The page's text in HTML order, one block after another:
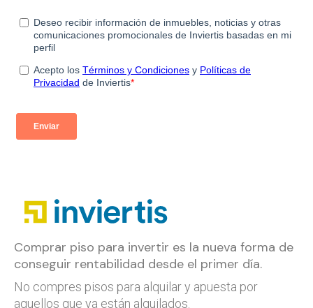
Comprar piso para invertir es la nueva forma de
conseguir rentabilidad desde el primer día.
No compres pisos para alquilar y apuesta por
aquellos que ya están alquilados.